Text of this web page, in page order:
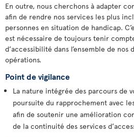
En outre, nous cherchons à adapter
afin de rendre nos services les plus
personnes en situation de handicap.
est nécessaire de toujours tenir
d’accessibilité dans l’ensemble de nos
opérations.
Point de vigilance
La nature intégrée des parcours de
poursuite du rapprochement avec
afin de soutenir une amélioration
de la continuité des services